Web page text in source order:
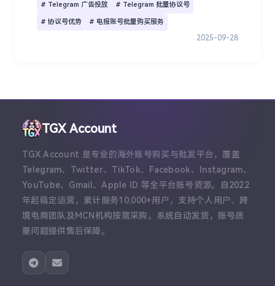
# Telegram 广告投放 # Telegram 批量协议号
# 协议号优势 # 电报账号批量购买服务
2025-09-28
TGX Account
TGX Account 是专业的海外账号购买与批发平台，覆盖
Telegram、Twitter、TikTok、Facebook、Instagram、
YouTube、Gmail、Apple ID 等全平台账号资源。自2022
年起稳定运营，累计服务10,000+用户，支持个人用户、跨
境电商团队及MCN机构按需采购。系统自动发货，账号质
量问题提供售后保障。